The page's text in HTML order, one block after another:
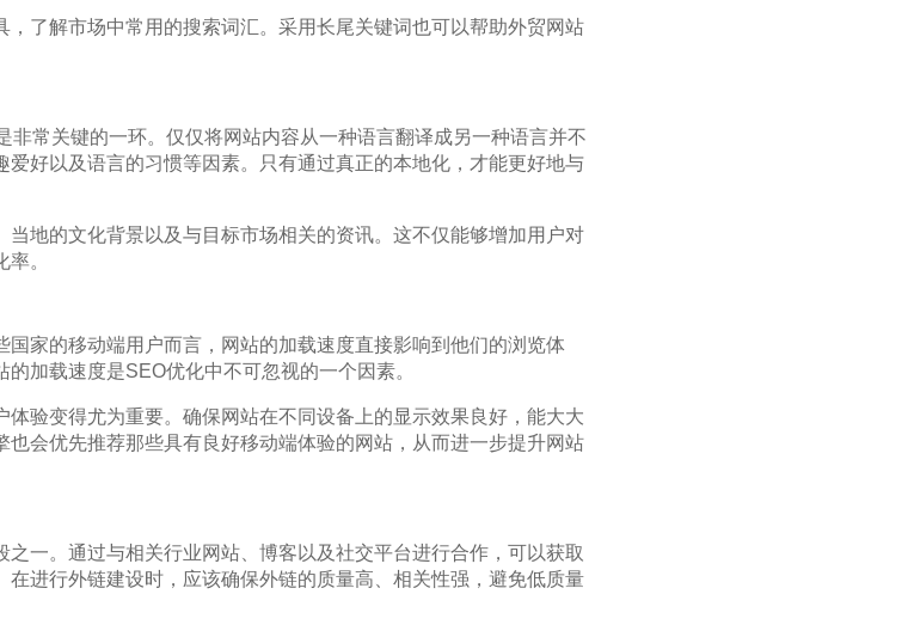
了解市场中常用的搜索词汇。采用长尾关键词也可以帮助外贸网站
非常关键的一环。仅仅将网站内容从一种语言翻译成另一种语言并不
好以及语言的习惯等因素。只有通过真正的本地化，才能更好地与
地的文化背景以及与目标市场相关的资讯。这不仅能够增加用户对
。
家的移动端用户而言，网站的加载速度直接影响到他们的浏览体
加载速度是SEO优化中不可忽视的一个因素。
验变得尤为重要。确保网站在不同设备上的显示效果良好，能大大
会优先推荐那些具有良好移动端体验的网站，从而进一步提升网站
一。通过与相关行业网站、博客以及社交平台进行合作，可以获取
进行外链建设时，应该确保外链的质量高、相关性强，避免低质量